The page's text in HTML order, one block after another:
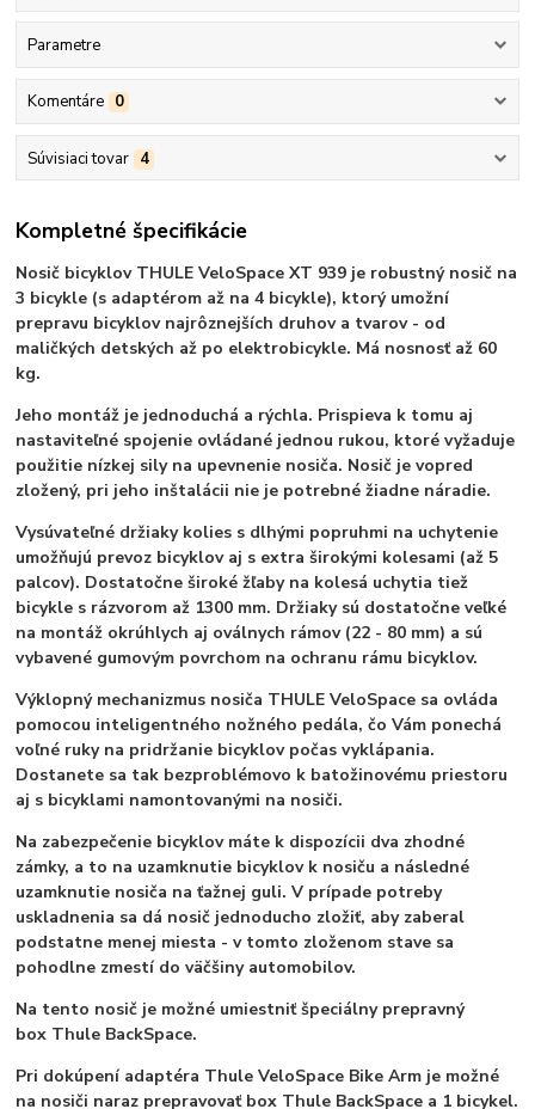
Parametre
Komentáre 0
Súvisiaci tovar 4
Kompletné špecifikácie
Nosič bicyklov THULE VeloSpace XT 939 je robustný nosič na
3 bicykle (s adaptérom až na 4 bicykle), ktorý umožní
prepravu bicyklov najrôznejších druhov a tvarov - od
maličkých detských až po elektrobicykle. Má nosnosť až 60
kg.
Jeho montáž je jednoduchá a rýchla. Prispieva k tomu aj
nastaviteľné spojenie ovládané jednou rukou, ktoré vyžaduje
použitie nízkej sily na upevnenie nosiča. Nosič je vopred
zložený, pri jeho inštalácii nie je potrebné žiadne náradie.
Vysúvateľné držiaky kolies s dlhými popruhmi na uchytenie
umožňujú prevoz bicyklov aj s extra širokými kolesami (až 5
palcov). Dostatočne široké žľaby na kolesá uchytia tiež
bicykle s rázvorom až 1300 mm. Držiaky sú dostatočne veľké
na montáž okrúhlych aj oválnych rámov (22 - 80 mm) a sú
vybavené gumovým povrchom na ochranu rámu bicyklov.
Výklopný mechanizmus nosiča THULE VeloSpace sa ovláda
pomocou inteligentného nožného pedála, čo Vám ponechá
voľné ruky na pridržanie bicyklov počas vyklápania.
Dostanete sa tak bezproblémovo k batožinovému priestoru
aj s bicyklami namontovanými na nosiči.
Na zabezpečenie bicyklov máte k dispozícii dva zhodné
zámky, a to na uzamknutie bicyklov k nosiču a následné
uzamknutie nosiča na ťažnej guli. V prípade potreby
uskladnenia sa dá nosič jednoducho zložiť, aby zaberal
podstatne menej miesta - v tomto zloženom stave sa
pohodlne zmestí do väčšiny automobilov.
Na tento nosič je možné umiestniť špeciálny prepravný
box Thule BackSpace.
Pri dokúpení adaptéra Thule VeloSpace Bike Arm je možné
na nosiči naraz prepravovať box Thule BackSpace a 1 bicykel.